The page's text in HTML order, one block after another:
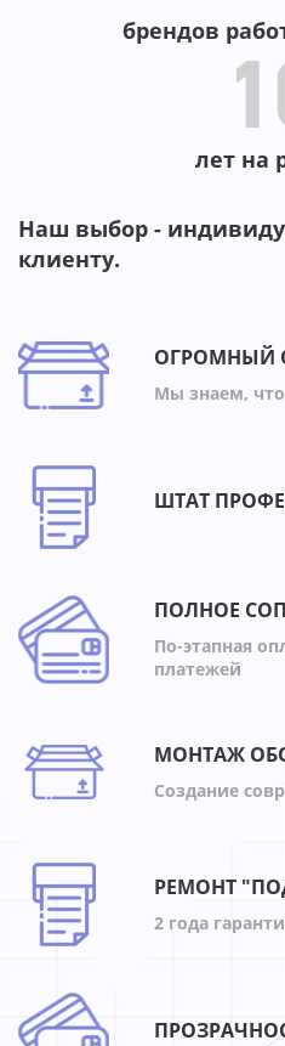
брендов
лет на
Наш выбор -
клиенту.
ОГРОМНЫЙ
Мы знаем,
ШТАТ
ПОЛНОЕ
По-этапная
платежей
МОНТАЖ
Создание
РЕМОНТ
2 года